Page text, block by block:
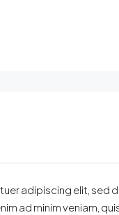
adipiscing elit, sed
ad minim veniam,